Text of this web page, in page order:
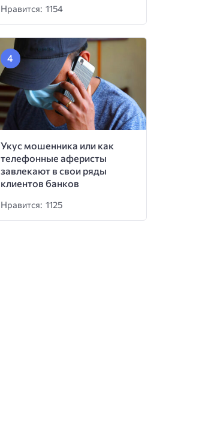
Нравится: 1154
Укус мошенника или как
телефонные аферисты
завлекают в свои ряды
клиентов банков
Нравится: 1125